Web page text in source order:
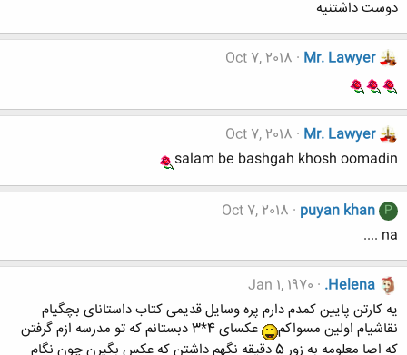
دوست داشتنیه
Mr. Lawyer
Oct 7, 2018
Mr. Lawyer
Oct 7, 2018
salam be bashgah khosh oomadin
P
puyan khan
Oct 7, 2018
na ....
.Helena
Jan 1, 1970
یه کارتن پایین کمدم دارم پره وسایل قدیمی کتاب داستانای بچگیام
نقاشیام اولین مسواکم
عکسای 4*3 دبستانم که تو مدرسه ازم گرفتن
که اصا معلومه به زور 5 دقیقه نگهم داشتن که عکس بگیرن چون نگام